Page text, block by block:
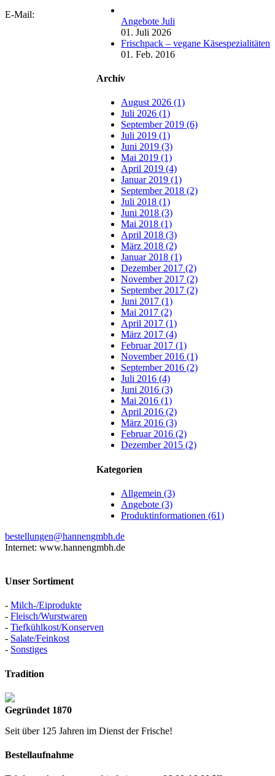
Angebote Juli
01. Juli 2026
Frischpack – vegane Käsespezialitäten
01. Feb. 2016
Archiv
August 2026 (1)
Juli 2026 (1)
September 2019 (6)
Juli 2019 (1)
Juni 2019 (3)
Mai 2019 (1)
April 2019 (4)
Januar 2019 (1)
September 2018 (2)
Juli 2018 (1)
Juni 2018 (3)
Mai 2018 (1)
April 2018 (3)
März 2018 (2)
Januar 2018 (1)
Dezember 2017 (2)
November 2017 (2)
September 2017 (2)
Juni 2017 (1)
Mai 2017 (2)
April 2017 (1)
März 2017 (4)
Februar 2017 (1)
November 2016 (1)
September 2016 (2)
Juli 2016 (4)
Juni 2016 (3)
Mai 2016 (1)
April 2016 (2)
März 2016 (3)
Februar 2016 (2)
Dezember 2015 (2)
Kategorien
Allgemein (3)
Angebote (3)
Produktinformationen (61)
E-Mail:
bestellungen@hannengmbh.de
Internet: www.hannengmbh.de
Unser Sortiment
- Milch-/Eiprodukte
- Fleisch/Wurstwaren
- Tiefkühlkost/Konserven
- Salate/Feinkost
- Sonstiges
Tradition
Gegründet 1870
Seit über 125 Jahren im Dienst der Frische!
Bestellaufnahme